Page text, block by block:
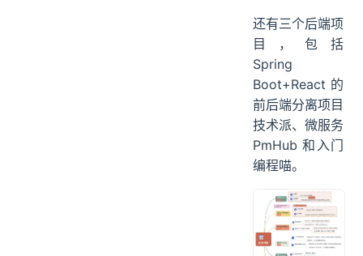
还有三个后端项
目，包括
Spring
Boot+React 的
前后端分离项目
技术派、微服务
PmHub 和入门
编程喵。